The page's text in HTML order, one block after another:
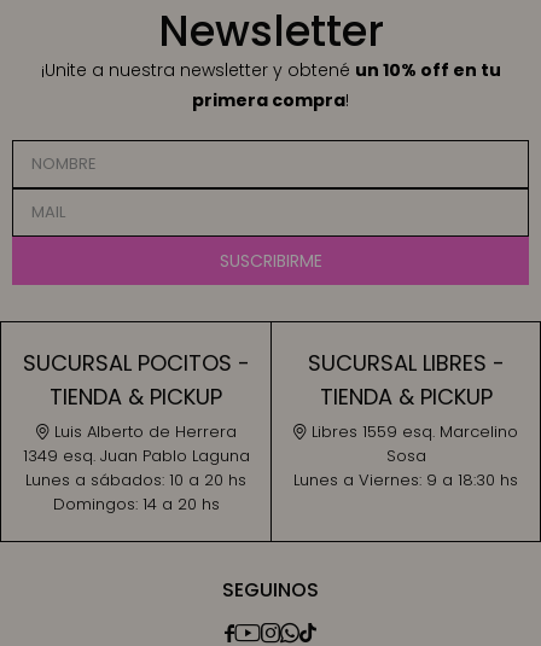
SEGUINOS

Newsletter
¡Unite a nuestra newsletter y obtené un 10% off en tu
primera compra!
SUSCRIBIRME
SUCURSAL POCITOS -
TIENDA & PICKUP
Luis Alberto de Herrera
1349 esq. Juan Pablo Laguna
Lunes a sábados: 10 a 20 hs
Domingos: 14 a 20 hs
SUCURSAL LIBRES -
TIENDA & PICKUP
Libres 1559 esq. Marcelino
Sosa
Lunes a Viernes: 9 a 18:30 hs